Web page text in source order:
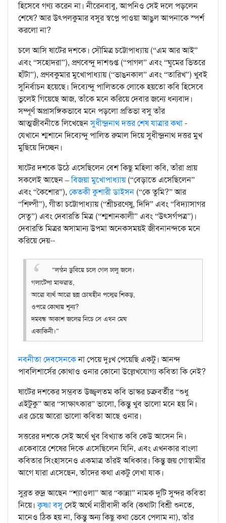
হিসেবে গণ্য করেন না। নীরেনবাবু, আপনিও সেই দলে পড়লেন
শেষে? আর উৎপলকুমার বসুর স্বপ্নে পাওয়া আঙুল আপনাকে স্পর্শ
করলো না?
চলে আসি ষাটের দশকে। সৌমিত্র চট্টোপাধ্যায় (“এম আর আই”
এবং “সহোদরা”), প্রণবেন্দু দাশগুপ্ত (“পাগল” এবং “ঘুমের ভিতরে
হাঁটা”), প্রণবকুমার মুখোপাধ্যায় (“ভাঙনকাল” এবং “তারিখ”) খুবই
সুনির্বাচন হয়েছে। দিব্যেন্দু পালিতকে লোকে হয়তো কবি হিসেবে
ভুলেই গিয়েছে আজ, তাঁকে মনে করিয়ে দেবার জন্যে ধন্যবাদ।
সম্পূর্ণ অপ্রাসঙ্গিকভাবে মনে পড়লো প্রতিভা বসু তাঁর
আত্মজীবনীতে লিখেছেনসুধীন্দ্রনাথ দত্তর শেষ যাত্রার কথা-
যেখানে শ্মশানে দিব্যেন্দু পালিত রুমাল দিয়ে সুধীন্দ্রনাথ দত্তর মুখ
মুছিয়ে দিচ্ছেন।
ষাটের দশকে উঠে এসেছিলেন বেশ কিছু মহিলা কবি, তাঁরা প্রায়
সকলেই আছেন –বিজয়া মুখোপাধ্যায়(“বেড়াতে এসেছিলেন”
এবং “কৈশোর”), কেতকী কুশারী ডাইসন (“কে তুমি?” আর
“শিল্পী”), গীতা চট্টোপাধ্যায় (“শ্রীচরণেষু, দিদি” এবং “বিদ্যাসাগর
সেতু”) এবং দেবারতি মিত্র (“শ্মশানকালী” এবং “উৎসর্গপত্র”)।
দেবারতি মিত্রর অসামান্য উপমা অনেকসময়ই জীবনানন্দকে মনে
করিয়ে দেয়--
“লন্ঠন ডুবিয়ে চলে গেল ঢালু জলে।
গলাটেপা মাঝরাত,
আরো ব্যর্থ আরো ছন্ন চোখহীন পদ্মের শিকড়,
ওপরে কোথায় শূন্য?
দমবন্ধ আকাশ জলের নিচে সে এখন মেঘ
একাকিনী।”
নবনীতা দেবসেনকেনা পেয়ে দুঃখ পেয়েছি একটু। আনন্দ
পাবলিশার্সের কোথাও ওনার কোনো উল্লেখযোগ্য কবিতা কি নেই?
ষাটের দশকের সম্ভবত উজ্জ্বলতম কবি ভাস্কর চক্রবর্তীর “শুধু
এইটুকু” আর “সাক্ষাৎকার” ভালো, কিন্তু খুব ভালো মনে হয় নি।
এর চেয়ে আরো ভালো কবিতা আছে ওনার।
সত্তরের দশকে সেই অর্থে খুব বিখ্যাত কবি কেউ আসেন নি।
একেবারে শেষের দিকে এসেছিলেন যিনি, এবং এখনকার বাংলা
কবিতার সিংহাসনেও একমাত্র তাঁরই অধিকার। কিন্তু জয় গোস্বামীর
আগে যারা এসেছেন, তাঁদের কথা একটু লেখা যাক।
সুব্রত রুদ্র আছেন “শ্যাওলা” আর “কান্না” নামক দুটি সুন্দর কবিতা
নিয়ে।কৃষ্ণা বসুসেই অর্থে নারীবাদী কবি (কথাটা বিশ্রী শুনতে,
মানেও ঠিক হয় না, কিন্তু অন্য কিছু কথা ভেবে পেলাম না), তাঁর